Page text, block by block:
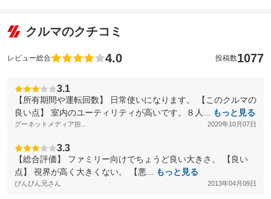
クルマのクチコミ
レビュー総合 4.0 投稿数1077
3.1
【所有期間や運転回数】 日常使いになります。 【このクルマの
良い点】 室内のユーティリティが高いです。８人...
もっと見る
グーネットメディア担... 2020年10月07日
3.3
【総合評価】 ファミリー向けでちょうど良い大きさ。 【良い
点】 視界が高く大きくない。 【悪...
もっと見る
びんびん兄さん 2013年04月09日